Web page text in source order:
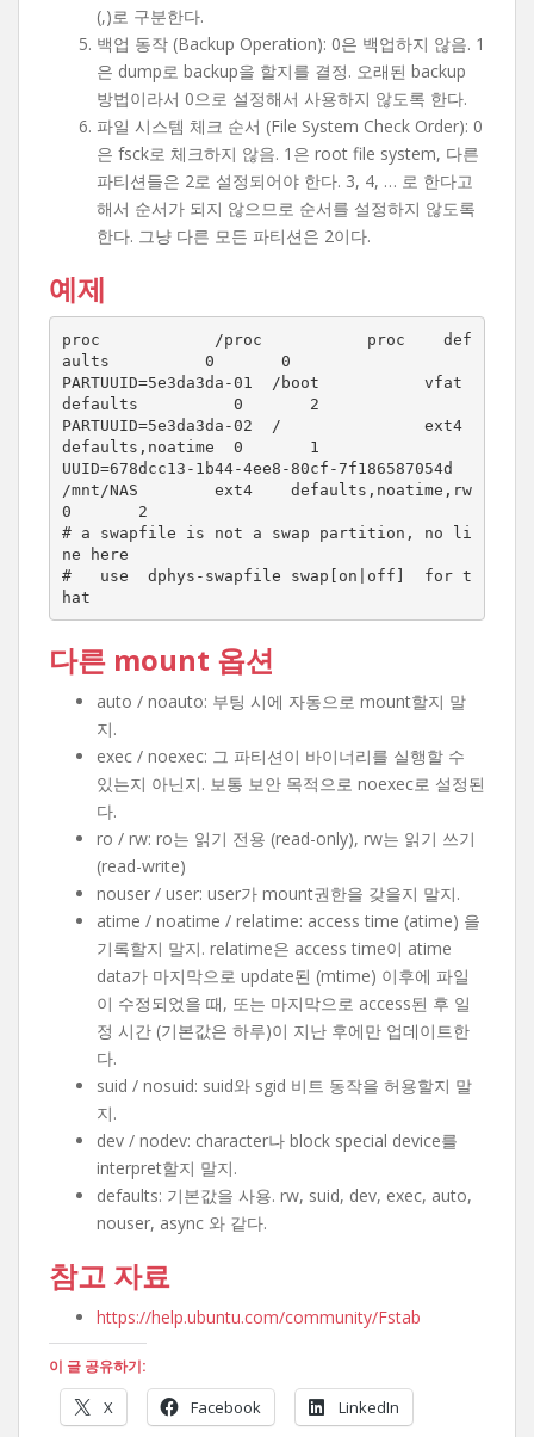
(,)로 구분한다.
백업 동작 (Backup Operation): 0은 백업하지 않음. 1
은 dump로 backup을 할지를 결정. 오래된 backup
방법이라서 0으로 설정해서 사용하지 않도록 한다.
파일 시스템 체크 순서 (File System Check Order): 0
은 fsck로 체크하지 않음. 1은 root file system, 다른
파티션들은 2로 설정되어야 한다. 3, 4, … 로 한다고
해서 순서가 되지 않으므로 순서를 설정하지 않도록
한다. 그냥 다른 모든 파티션은 2이다.
예제
proc            /proc           proc    def
aults          0       0
PARTUUID=5e3da3da-01  /boot           vfat
defaults          0       2
PARTUUID=5e3da3da-02  /               ext4
defaults,noatime  0       1
UUID=678dcc13-1b44-4ee8-80cf-7f186587054d
/mnt/NAS        ext4    defaults,noatime,rw
0       2
# a swapfile is not a swap partition, no li
ne here
#   use  dphys-swapfile swap[on|off]  for t
hat
다른 mount 옵션
auto / noauto: 부팅 시에 자동으로 mount할지 말
지.
exec / noexec: 그 파티션이 바이너리를 실행할 수
있는지 아닌지. 보통 보안 목적으로 noexec로 설정된
다.
ro / rw: ro는 읽기 전용 (read-only), rw는 읽기 쓰기
(read-write)
nouser / user: user가 mount권한을 갖을지 말지.
atime / noatime / relatime: access time (atime) 을
기록할지 말지. relatime은 access time이 atime
data가 마지막으로 update된 (mtime) 이후에 파일
이 수정되었을 때, 또는 마지막으로 access된 후 일
정 시간 (기본값은 하루)이 지난 후에만 업데이트한
다.
suid / nosuid: suid와 sgid 비트 동작을 허용할지 말
지.
dev / nodev: character나 block special device를
interpret할지 말지.
defaults: 기본값을 사용. rw, suid, dev, exec, auto,
nouser, async 와 같다.
참고 자료
https://help.ubuntu.com/community/Fstab
이 글 공유하기:
X Facebook LinkedIn